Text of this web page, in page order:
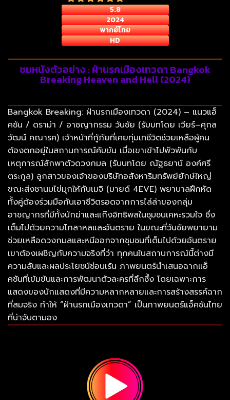
5.8
2024
พากย์ไทย
HD
ชมหนังตัวอย่าง : ฝ่านรกเมืองเทวดา Bangkok
Breaking Heaven and Hell (2024)
Bangkok Breaking: ฝ่านรกเมืองเทวดา (2024) – แนวแอ็
คชัน / ดราม่า / อาชญากรรม วันชัย (รับบทโดย เวียร์–ศุกล
วัฒน์ คณารศ) เจ้าหน้าที่กู้ภัยที่เคยทุ่มเทชีวิตช่วยเหลือผู้คน
ต้องตกอยู่ในสถานการณ์คับขัน เมื่อเขาเข้าไปพัวพันกับ
เหตุการณ์ลักพาตัวดวงกมล (รับบทโดย ณัฐธยาน์ องค์ศรี
ตระกูล) ลูกสาวของเจ้าของบริษัทอสังหาริมทรัพย์ยักษ์ใหญ่
ขณะส่งชานมไข่มุกให้กับเมจิ (มายด์ 4EVE) พยาบาลฝึกหัด
ทั้งคู่ต้องร่วมมือกันเอาชีวิตรอดจากการไล่ล่าของกลุ่ม
อาชญากรที่มีทั้งนักฆ่าและแก๊งอิทธิพลในชุมชนเคหะรวมใจ ซึ่ง
เต็มไปด้วยความโกลาหลและอันตราย ในขณะที่วันชัยพยายาม
ช่วยเหลือดวงกมลและหนีออกจากชุมชนที่เต็มไปด้วยอันตราย
เขาต้องเผชิญกับความจริงที่ว่า ทุกคนในสถานการณ์นี้ต่างมี
ความลับและผลประโยชน์ซ่อนเร้น ภาพยนตร์นำเสนอฉากแอ็
คชันที่เข้มข้นและการพัฒนาตัวละครที่ลึกซึ้ง โดยเฉพาะการ
แสดงของนักแสดงที่มีความหลากหลายและการสร้างสรรค์ฉาก
ที่สมจริง ทำให้ “ฝ่านรกเมืองเทวดา” เป็นภาพยนตร์แอ็คชันไทย
ที่น่าจับตามอง